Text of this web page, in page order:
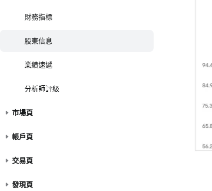
財務指標
股東信息
業績速遞
分析師評級
市場頁
帳戶頁
交易頁
發現頁